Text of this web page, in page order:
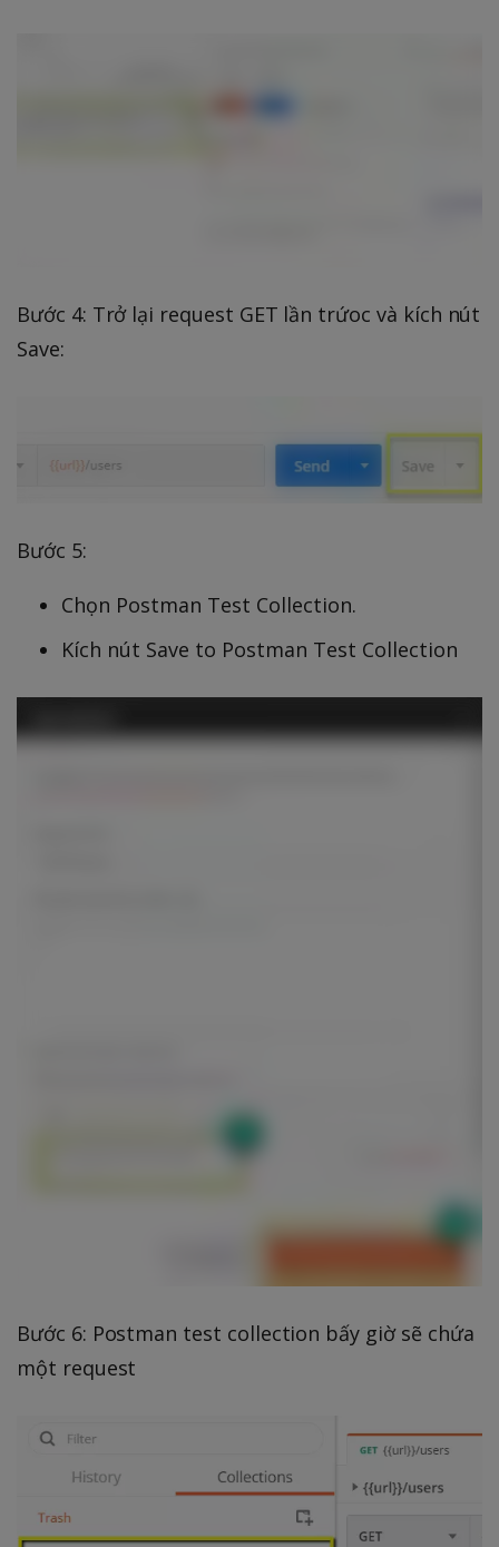
Bước 4: Trở lại request GET lần trứoc và kích nút
Save:
Bước 5:
Chọn Postman Test Collection.
Kích nút Save to Postman Test Collection
Bước 6: Postman test collection bấy giờ sẽ chứa
một request